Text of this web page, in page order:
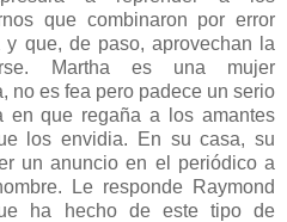
que combinaron por error
que, de paso, aprovechan la
Martha es una mujer
no es fea pero padece un serio
en que regaña a los amantes
los envidia. En su casa, su
un anuncio en el periódico a
Le responde Raymond
ha hecho de este tipo de